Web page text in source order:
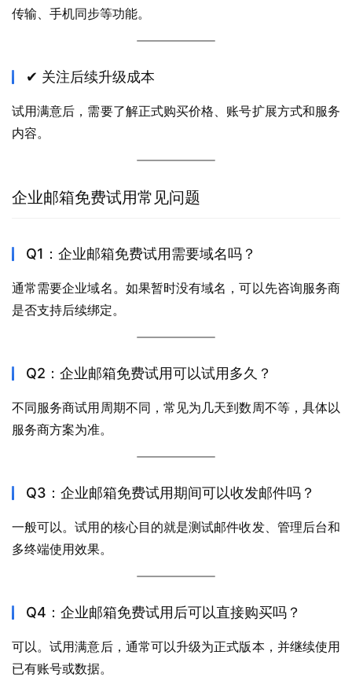
传输、手机同步等功能。
✔ 关注后续升级成本
试用满意后，需要了解正式购买价格、账号扩展方式和服务
内容。
企业邮箱免费试用常见问题
Q1：企业邮箱免费试用需要域名吗？
通常需要企业域名。如果暂时没有域名，可以先咨询服务商
是否支持后续绑定。
Q2：企业邮箱免费试用可以试用多久？
不同服务商试用周期不同，常见为几天到数周不等，具体以
服务商方案为准。
Q3：企业邮箱免费试用期间可以收发邮件吗？
一般可以。试用的核心目的就是测试邮件收发、管理后台和
多终端使用效果。
Q4：企业邮箱免费试用后可以直接购买吗？
可以。试用满意后，通常可以升级为正式版本，并继续使用
已有账号或数据。